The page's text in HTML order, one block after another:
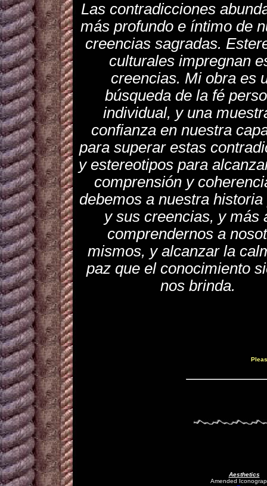
Las contradicciones
más profundo e íntimo de
creencias sagradas.
culturales impregnan
creencias. Mi obra es
búsqueda de la fé
individual, y una
confianza en nuestra
para superar estas
y estereotipos para
comprensión y
debemos a nuestra historia
y sus creencias, y más
comprendernos a
mismos, y alcanzar la
paz que el conocimiento
nos brinda.
Aesthetics
Amended